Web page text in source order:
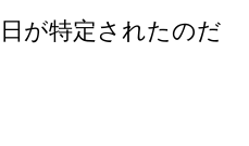
が特定されたのだ